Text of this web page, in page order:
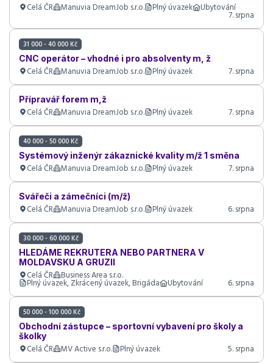
Celá ČR Manuvia DreamJob s.r.o. Plný úvazek Ubytování
7. srpna
31 000 - 40 000 Kč
CNC operátor – vhodné i pro absolventy m, ž
Celá ČR Manuvia DreamJob s.r.o. Plný úvazek 7. srpna
Přípravář forem m,ž
Celá ČR Manuvia DreamJob s.r.o. Plný úvazek 7. srpna
40 000 - 50 000 Kč
Systémový inženýr zákaznické kvality m/ž 1 směna
Celá ČR Manuvia DreamJob s.r.o. Plný úvazek 7. srpna
Svářeči a zámečníci (m/ž)
Celá ČR Manuvia DreamJob s.r.o. Plný úvazek 6. srpna
30 000 - 60 000 Kč
HLEDÁME REKRUTERA NEBO PARTNERA V
MOLDAVSKU A GRUZII
Celá ČR Business Area s.r.o.
Plný úvazek, Zkrácený úvazek, Brigáda Ubytování 6. srpna
50 000 - 100 000 Kč
Obchodní zástupce – sportovní vybavení pro školy a
školky
Celá ČR MV Active s.r.o. Plný úvazek 5. srpna